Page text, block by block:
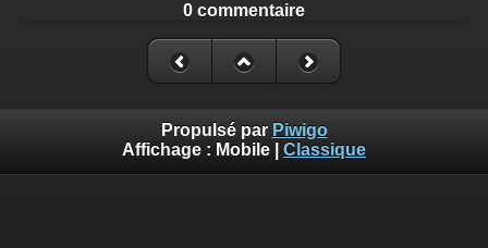
0 commentaire
Propulsé par Piwigo
Affichage : Mobile Classique